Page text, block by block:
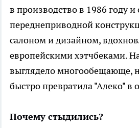
в производство в 1986 году и
переднеприводной
салоном и дизайном,
европейскими хэтчбеками.
выглядело многообещающе,
быстро превратила "Алеко" в
Почему стыдились?